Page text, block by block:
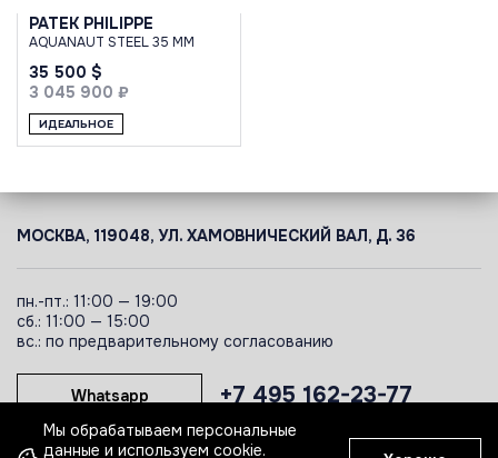
PATEK PHILIPPE
AQUANAUT STEEL 35 MM
35 500 $
3 045 900 ₽
ИДЕАЛЬНОЕ
МОСКВА, 119048, УЛ. ХАМОВНИЧЕСКИЙ ВАЛ, Д. 36
пн.-пт.: 11:00 — 19:00
сб.: 11:00 — 15:00
вс.: по предварительному согласованию
+7 495 162-23-77
Whatsapp
Мы обрабатываем персональные
данные и используем cookie.